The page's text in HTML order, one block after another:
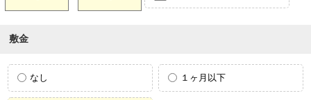
敷金
なし １ヶ月以下